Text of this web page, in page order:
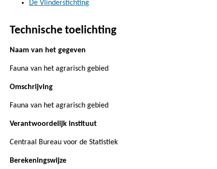
De Vlinderstichting
Technische toelichting
Naam van het gegeven
Fauna van het agrarisch gebied
Omschrijving
Fauna van het agrarisch gebied
Verantwoordelijk instituut
Centraal Bureau voor de Statistiek
Berekeningswijze